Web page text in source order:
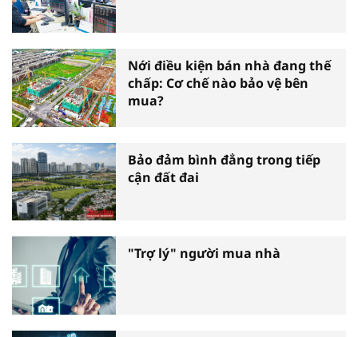
Nới điều kiện bán nhà đang thế
chấp: Cơ chế nào bảo vệ bên
mua?
Bảo đảm bình đẳng trong tiếp
cận đất đai
"Trợ lý" người mua nhà